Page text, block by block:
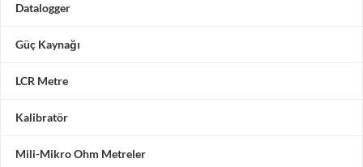
Datalogger
Güç Kaynağı
LCR Metre
Kalibratör
Mili-Mikro Ohm Metreler